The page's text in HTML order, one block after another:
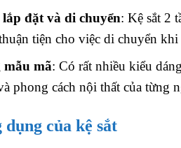
lắp đặt và di chuyển: Kệ sắt 2
tiện cho việc di chuyển khi
mã: Có rất nhiều kiểu
phong cách nội thất của từng
của kệ sắt